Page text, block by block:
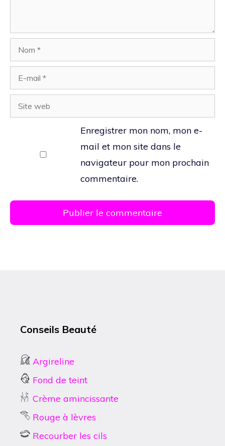
Nom
mail
Site
web
Enregistrer mon nom, mon e-
mail et mon site dans le
navigateur pour mon prochain
commentaire.
Conseils Beauté
Argireline
Fond de teint
Crème amincissante
Rouge à lèvres
Recourber les cils